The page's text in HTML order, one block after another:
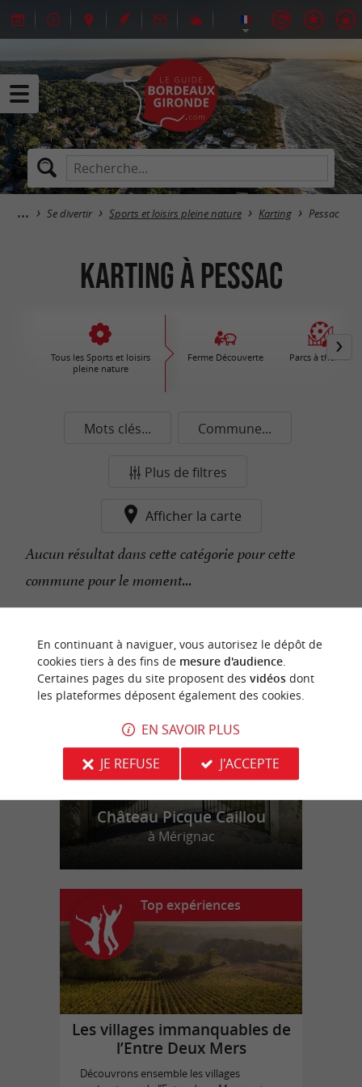
Se divertir Sports et loisirs pleine nature Karting Pessac
Karting à Pessac
Tous les Sports et loisirs
pleine nature
Ferme Découverte Parcs à thèmes
Mots clés... Commune...
Plus de filtres
Afficher la carte
Aucun résultat dans cette catégorie pour cette
commune pour le moment...
n
o
t
r
e
c
o
u
p
d
e
c
o
e
u
r
Château Picque Caillou
à Mérignac
Top expériences
Les villages immanquables de
l’Entre Deux Mers
Découvrons ensemble les villages
En continuant à naviguer, vous autorisez le dépôt de
cookies tiers à des fins de mesure d'audience.
Certaines pages du site proposent des vidéosdont
les plateformes déposent également des cookies.
EN SAVOIR PLUS
JE REFUSE
J'ACCEPTE